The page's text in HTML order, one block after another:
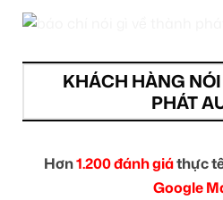
KHÁCH HÀNG
PHÁT
Hơn1.200 đánh giáthực
Google